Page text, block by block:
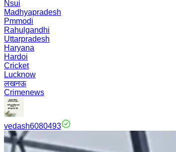
Nsui
Madhyapradesh
Pmmodi
Rahulgandhi
Uttarpradesh
Haryana
Hardoi
Cricket
Lucknow
लखनऊ
Crimenews
vedash6080493